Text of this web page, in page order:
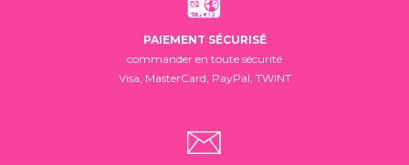
PAIEMENT SÉCURISÉ
commander en toute sécurité
Visa, MasterCard, PayPal, TWINT